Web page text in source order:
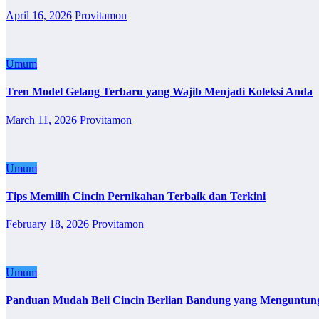
April 16, 2026 Provitamon
Umum
Tren Model Gelang Terbaru yang Wajib Menjadi Koleksi Anda
March 11, 2026 Provitamon
Umum
Tips Memilih Cincin Pernikahan Terbaik dan Terkini
February 18, 2026 Provitamon
Umum
Panduan Mudah Beli Cincin Berlian Bandung yang